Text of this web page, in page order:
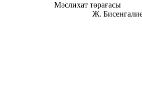
Мәслихат
Ж.